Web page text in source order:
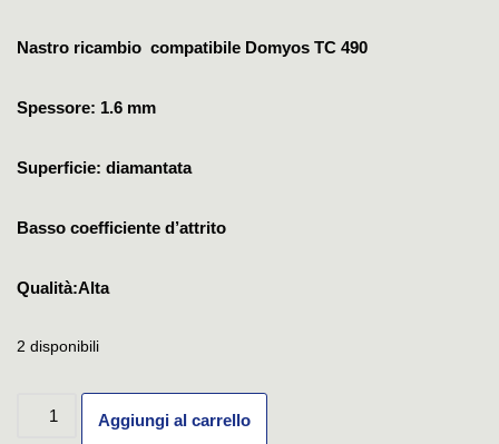
Nastro ricambio compatibile Domyos TC 490
Spessore: 1.6 mm
Superficie: diamantata
Basso coefficiente d’attrito
Qualità:Alta
2 disponibili
Aggiungi al carrello